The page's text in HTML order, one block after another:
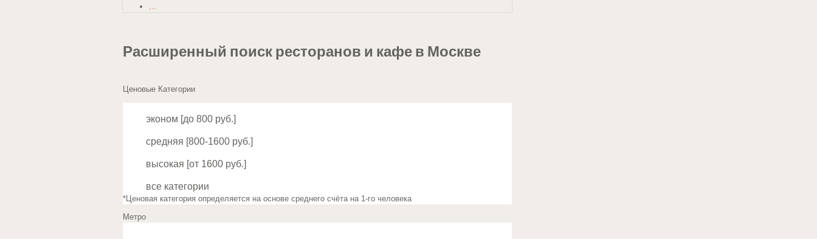
Расширенный поиск ресторанов и кафе в Москве
Ценовые Категории
эконом [до 800 руб.]
средняя [800-1600 руб.]
высокая [от 1600 руб.]
все категории
*Ценовая категория определяется на основе среднего счёта на 1-го человека
Метро